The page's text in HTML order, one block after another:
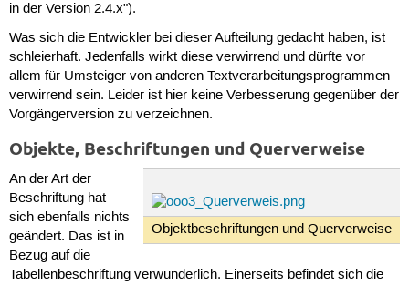
in der Version 2.4.x").
Was sich die Entwickler bei dieser Aufteilung gedacht haben, ist
schleierhaft. Jedenfalls wirkt diese verwirrend und dürfte vor
allem für Umsteiger von anderen Textverarbeitungsprogrammen
verwirrend sein. Leider ist hier keine Verbesserung gegenüber der
Vorgängerversion zu verzeichnen.
Objekte, Beschriftungen und Querverweise
Objektbeschriftungen und Querverweise
An der Art der
Beschriftung hat
sich ebenfalls nichts
geändert. Das ist in
Bezug auf die
Tabellenbeschriftung verwunderlich. Einerseits befindet sich die